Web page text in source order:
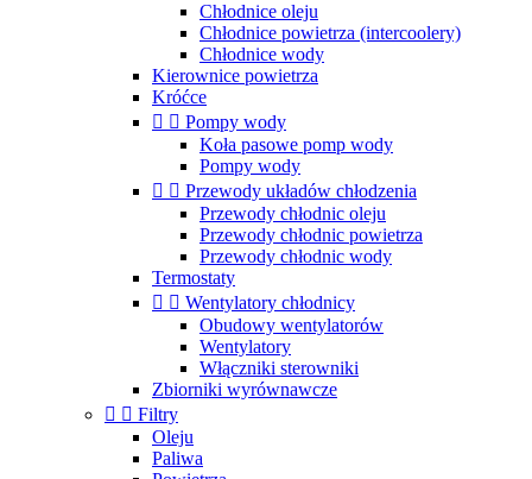
Chłodnice oleju
Chłodnice powietrza (intercoolery)
Chłodnice wody
Kierownice powietrza
Króćce
  Pompy wody
Koła pasowe pomp wody
Pompy wody
  Przewody układów chłodzenia
Przewody chłodnic oleju
Przewody chłodnic powietrza
Przewody chłodnic wody
Termostaty
  Wentylatory chłodnicy
Obudowy wentylatorów
Wentylatory
Włączniki sterowniki
Zbiorniki wyrównawcze
  Filtry
Oleju
Paliwa